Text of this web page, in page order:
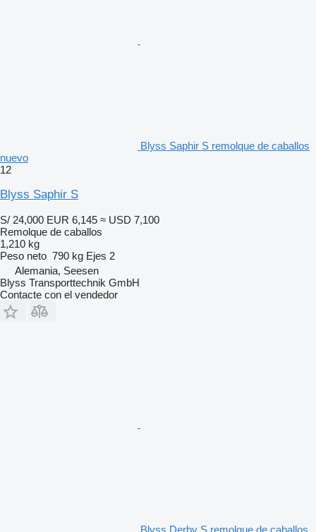
Blyss Saphir S remolque de caballos
nuevo
12
Blyss Saphir S
S/ 24,000 EUR 6,145 ≈ USD 7,100
Remolque de caballos
1,210 kg
Peso neto 790 kg Ejes 2
Alemania, Seesen
Blyss Transporttechnik GmbH
Contacte con el vendedor
Blyss Derby S remolque de caballos